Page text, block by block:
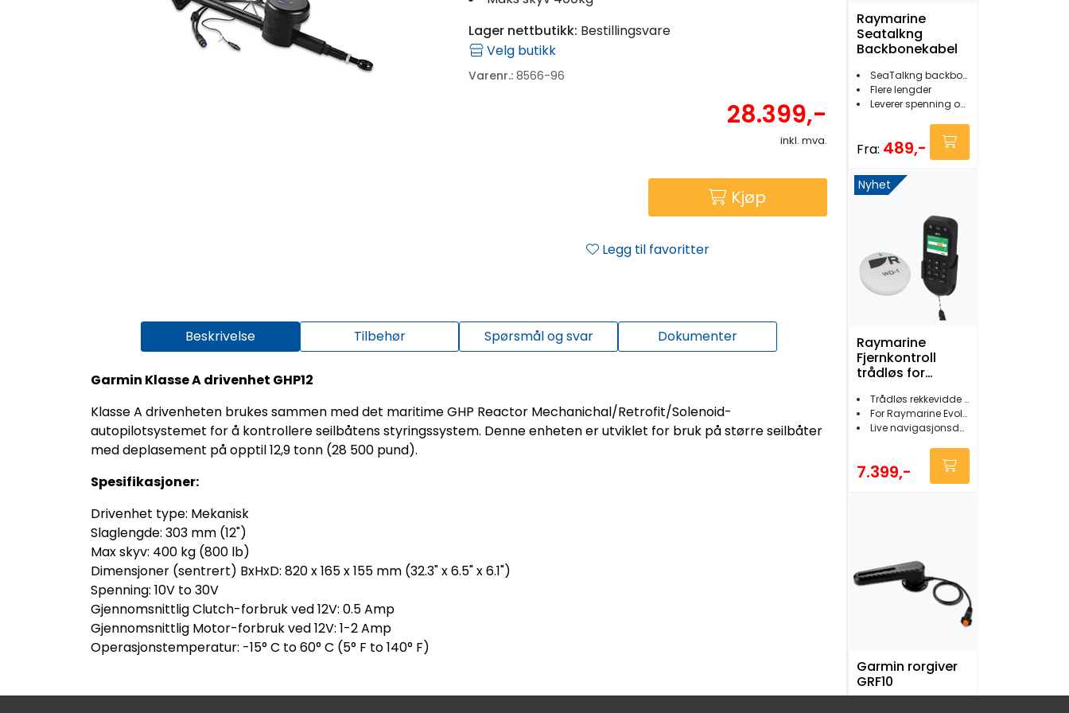
Lager nettbutikk: Bestillingsvare
Velg butikk
Varenr.: 8566-96
28.399,-
inkl. mva.
Kjøp
Legg til favoritter
Beskrivelse Tilbehør Spørsmål og svar Dokumenter
Garmin Klasse A drivenhet GHP12
Klasse A drivenheten brukes sammen med det maritime GHP Reactor Mechanichal/Retrofit/Solenoid-
autopilotsystemet for å kontrollere seilbåtens styringssystem. Denne enheten er utviklet for bruk på større seilbåter
med deplasement på opptil 12,9 tonn (28 500 pund).
Spesifikasjoner:
Drivenhet type: Mekanisk
Slaglengde: 303 mm (12")
Max skyv: 400 kg (800 lb)
Dimensjoner (sentrert) BxHxD: 820 x 165 x 155 mm (32.3" x 6.5" x 6.1")
Spenning: 10V to 30V
Gjennomsnittlig Clutch-forbruk ved 12V: 0.5 Amp
Gjennomsnittlig Motor-forbruk ved 12V: 1-2 Amp
Operasjonstemperatur: -15° C to 60° C (5° F to 140° F)
Raymarine
Seatalkng
Backbonekabel
SeaTalkng backbonekabel
Flere lengder
Leverer spenning og data i nettverket
Fra: 489,-
Nyhet
Raymarine
Fjernkontroll
trådløs for
m/WG-1
Trådløs rekkevidde ca 30 meter
For Raymarine Evolution autopiloter
Live navigasjonsdata
7.399,-
Garmin rorgiver
GRF10